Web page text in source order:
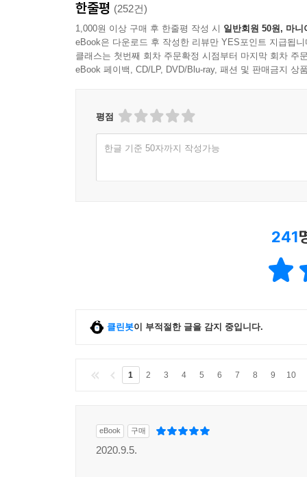
한줄평 (252건)
1,000원 이상 구매 후 한줄평 작성 시 일반회원 50원, 마니
eBook은 다운로드 후 작성한 리뷰만 YES포인트 지급됩니
클래스는 첫번째 회차 주문확정 시점부터 마지막 회차 주
eBook 페이백, CD/LP, DVD/Blu-ray, 패션 및 판매금지 상
평점
한글 기준 50자까지 작성가능
241
클린봇이 부적절한 글을 감지 중입니다.
1 2 3 4 5 6 7 8 9 10
eBook 구매
2020.9.5.